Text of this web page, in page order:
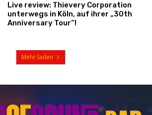
Live review: Thievery Corporation
unterwegs in Köln, auf ihrer „30th
Anniversary Tour“!
Mehr laden